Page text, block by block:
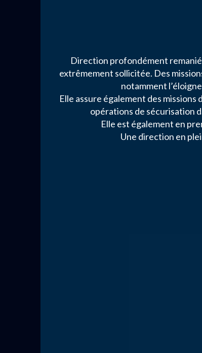
Direction profondément
extrêmement sollicitée. Des
notamment
Elle assure également des
opérations de sécurisation
Elle est également en
Une direction en